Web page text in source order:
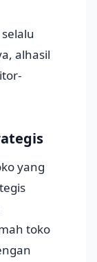
alhasil
yang
toko